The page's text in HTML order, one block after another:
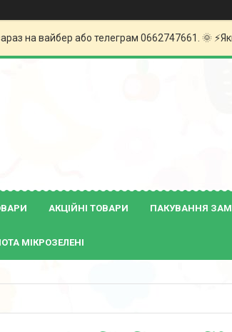
на вайбер або телеграм 0662747661. 🌞
АКЦІЙНІ ТОВАРИ ПАКУВАННЯ
МІКРОЗЕЛЕНІ